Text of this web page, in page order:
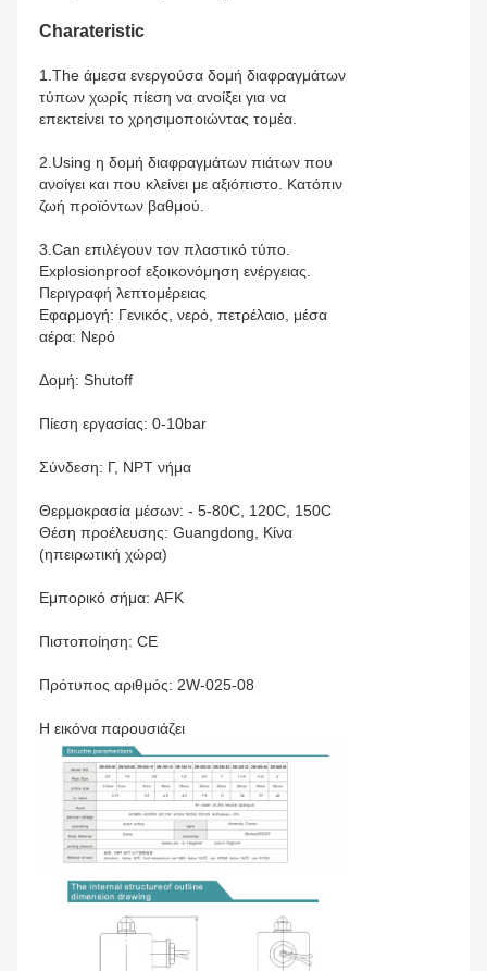
Charateristic
1.The άμεσα ενεργούσα δομή διαφραγμάτων
τύπων χωρίς πίεση να ανοίξει για να
επεκτείνει το χρησιμοποιώντας τομέα.
2.Using η δομή διαφραγμάτων πιάτων που
ανοίγει και που κλείνει με αξιόπιστο. Κατόπιν
ζωή προϊόντων βαθμού.
3.Can επιλέγουν τον πλαστικό τύπο.
Explosionproof εξοικονόμηση ενέργειας.
Περιγραφή λεπτομέρειας
Εφαρμογή: Γενικός, νερό, πετρέλαιο, μέσα
αέρα: Νερό
Δομή: Shutoff
Πίεση εργασίας: 0-10bar
Σύνδεση: Γ, NPT νήμα
Θερμοκρασία μέσων: - 5-80C, 120C, 150C
Θέση προέλευσης: Guangdong, Κίνα
(ηπειρωτική χώρα)
Εμπορικό σήμα: AFK
Πιστοποίηση: CE
Πρότυπος αριθμός: 2W-025-08
Η εικόνα παρουσιάζει